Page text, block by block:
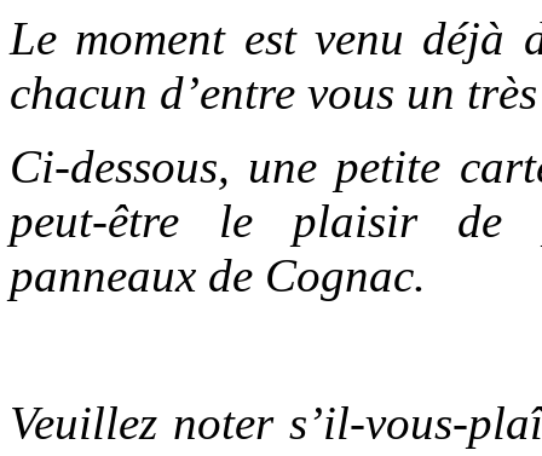
Le moment est venu déjà
chacun d’entre vous un
Ci-dessous, une petite
peut-être le plaisir de
panneaux de Cognac.
Veuillez noter s’il-vous-